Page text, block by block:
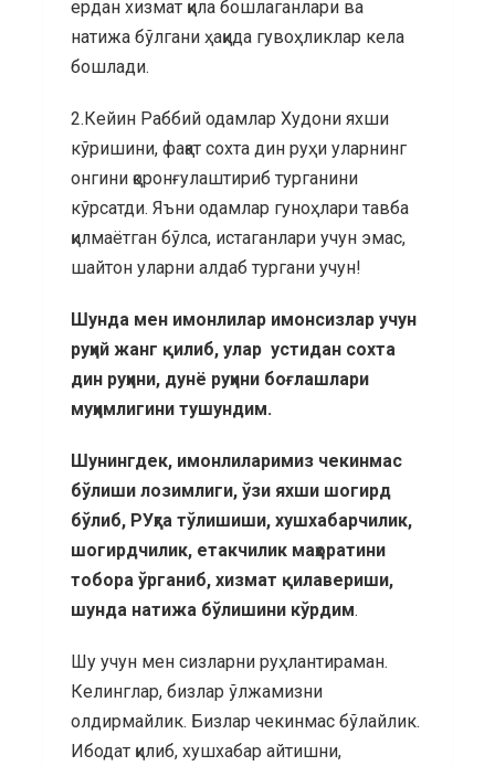
ердан хизмат қила бошлаганлари ва
натижа бўлгани ҳақида гувоҳликлар кела
бошлади.
2.Кейин Раббий одамлар Худони яхши
кўришини, фақат сохта дин руҳи уларнинг
онгини қоронғулаштириб турганини
кўрсатди. Яъни одамлар гуноҳлари тавба
қилмаётган бўлса, истаганлари учун эмас,
шайтон уларни алдаб тургани учун!
Шунда мен имонлилар имонсизлар учун
руҳий жанг қилиб, улар устидан сохта
дин руҳини, дунё руҳини боғлашлари
муҳимлигини тушундим.
Шунингдек, имонлиларимиз чекинмас
бўлиши лозимлиги, ўзи яхши шогирд
бўлиб, РУҳга тўлишиши, хушхабарчилик,
шогирдчилик, етакчилик маҳоратини
тобора ўрганиб, хизмат қилавериши,
шунда натижа бўлишини кўрдим.
Шу учун мен сизларни руҳлантираман.
Келинглар, бизлар ўлжамизни
олдирмайлик. Бизлар чекинмас бўлайлик.
Ибодат қилиб, хушхабар айтишни,